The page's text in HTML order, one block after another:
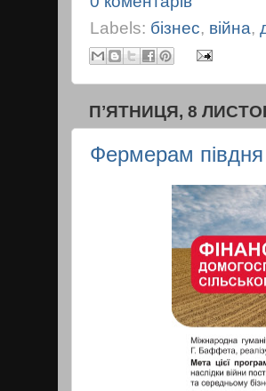
Labels: бізнес, війна,
ПʼЯТНИЦЯ, 8
Фермерам